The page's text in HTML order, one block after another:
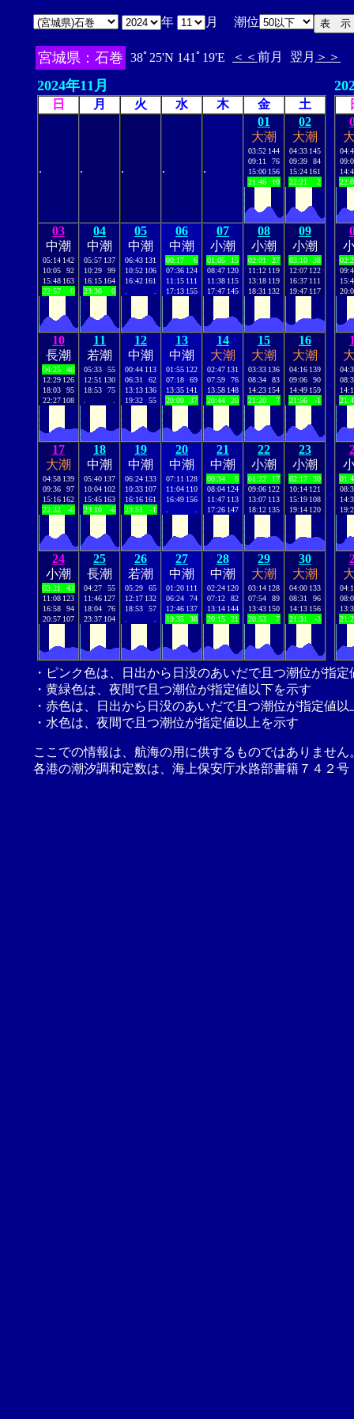
年 月 潮位
宮城県：石巻 38ﾟ25'N 141ﾟ19'E ＜＜ 前月 翌月 ＞＞
2024年11月
日 月 火 水 木 金 土
. . . . .
01
大潮
03:52 144
09:11
76
15:00 156
21:46
10
02
大潮
04:33 145
09:39
84
15:24 161
22:21
2
03
中潮
05:14 142
10:05
92
15:48 163
22:57
0
04
中潮
05:57 137
10:29
99
16:15 164
23:36
0
05
中潮
06:43 131
10:52 106
16:42 161
06
中潮
00:17
6
07:36 124
11:15 111
17:13 155
07
小潮
01:05
15
08:47 120
11:38 115
17:47 145
08
小潮
02:01
27
11:12 119
13:18 119
18:31 132
09
小潮
03:10
38
12:07 122
16:37 111
19:47 117
10
長潮
04:25
48
12:29 126
18:03
95
22:27 108
11
若潮
05:33
55
12:51 130
18:53
75
12
中潮
00:44 113
06:31
62
13:13 136
19:32
55
13
中潮
01:55 122
07:18
69
13:35 141
20:09
37
14
大潮
02:47 131
07:59
76
13:58 148
20:44
20
15
大潮
03:33 136
08:34
83
14:23 154
21:20
7
16
大潮
04:16 139
09:06
90
14:49 159
21:56
-1
17
大潮
04:58 139
09:36
97
15:16 162
22:32
-6
18
中潮
05:40 137
10:04 102
15:45 163
23:10
-6
19
中潮
06:24 133
10:33 107
16:16 161
23:51
-1
20
中潮
07:11 128
11:04 110
16:49 156
21
中潮
00:34
6
08:04 124
11:47 113
17:26 147
22
小潮
01:22
17
09:06 122
13:07 113
18:12 135
23
小潮
02:17
30
10:14 121
15:19 108
19:14 120
24
小潮
03:21
43
11:08 123
16:58
94
20:57 107
25
長潮
04:27
55
11:46 127
18:04
76
23:37 104
26
若潮
05:29
65
12:17 132
18:53
57
27
中潮
01:20 111
06:24
74
12:46 137
19:35
38
28
中潮
02:24 120
07:12
82
13:14 144
20:15
21
29
大潮
03:14 128
07:54
89
13:43 150
20:53
7
30
大潮
04:00 133
08:31
96
14:13 156
21:31
-3
・ピンク色は、日出から日没のあいだで且つ潮位が指
・黄緑色は、夜間で且つ潮位が指定値以下を示す
・赤色は、日出から日没のあいだで且つ潮位が指定値以
・水色は、夜間で且つ潮位が指定値以上を示す
ここでの情報は、航海の用に供するものではありませ
各港の潮汐調和定数は、海上保安庁水路部書籍７４２